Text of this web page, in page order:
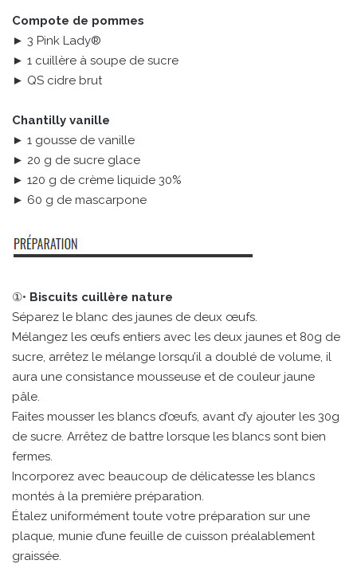
Compote de pommes
► 3 Pink Lady®
► 1 cuillère à soupe de sucre
► QS cidre brut
Chantilly vanille
► 1 gousse de vanille
► 20 g de sucre glace
► 120 g de crème liquide 30%
► 60 g de mascarpone
①• Biscuits cuillère nature
Séparez le blanc des jaunes de deux œufs.
Mélangez les œufs entiers avec les deux jaunes et 80g de
sucre, arrêtez le mélange lorsqu’il a doublé de volume, il
aura une consistance mousseuse et de couleur jaune
pâle.
Faites mousser les blancs d’œufs, avant d’y ajouter les 30g
de sucre. Arrêtez de battre lorsque les blancs sont bien
fermes.
Incorporez avec beaucoup de délicatesse les blancs
montés à la première préparation.
Étalez uniformément toute votre préparation sur une
plaque, munie d’une feuille de cuisson préalablement
graissée.